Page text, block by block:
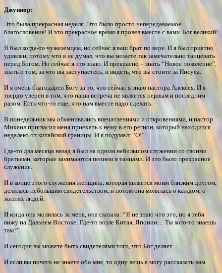
Джуниор:
Это была прекрасная неделя. Это было просто непередаваемое
благословение! И это прекрасное время я провел вместе с вами. Бог великий!
Я был когда-то чужеземцем, но сейчас я ваш брат по вере. И я был приятно
удивлен, потому что я не думал, что вы можете так замечательно танцевать
перед Богом. Но сейчас я это знаю. И прекрасно – знать “Новое поколение”,
знать о том, за что вы заступаетесь, и видеть, что вы стоите за Иисуса.
И я очень благодарен Богу за то, что сейчас я знаю пастора Алексея. И я
твердо уверен в том, что наша встреча не является первым и последним
разом. Есть что-то еще, что нам вместе надо сделать.
В понедельник мы обменивались впечатлениями и откровениями, и пастор
Михаил пригласил меня приехать к нему в его регион, который находится
недалеко от китайской границы. И я подумал: “О!”
Где-то два месяца назад я был на одном небольшом служении со своими
братьями, которые занимаются пением и танцами. И это было прекрасное
служение.
И в конце этого служения женщина, которая является моим близким другом,
делилась небольшим свидетельством, и потом она молилась о каждом, о
жизнях людей.
И когда она молилась за меня, она сказала: “Я не знаю что это, но я тебя
вижу на Дальнем Востоке. Где-то возле Китая, Японии… Ты кого-то знаешь
там?”
И сегодня вы можете быть свидетелями того, что Бог делает.
И если вы ничего не знаете обо мне, то одну вещь я могу рассказать вам.